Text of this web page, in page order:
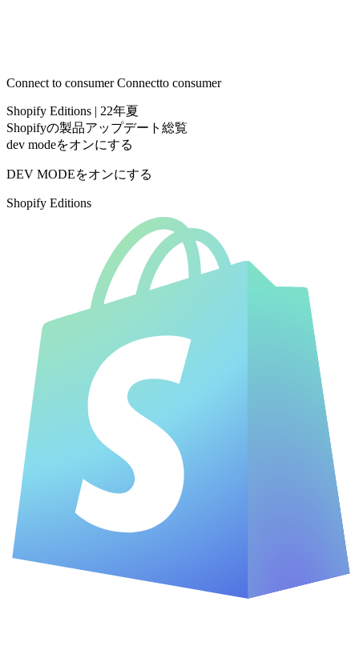
Connect to consumerConnectto consumer
Shopify Editions | 22年夏
Shopifyの製品アップデート総覧
dev modeをオンにする
DEV MODEをオンにする
Shopify Editions